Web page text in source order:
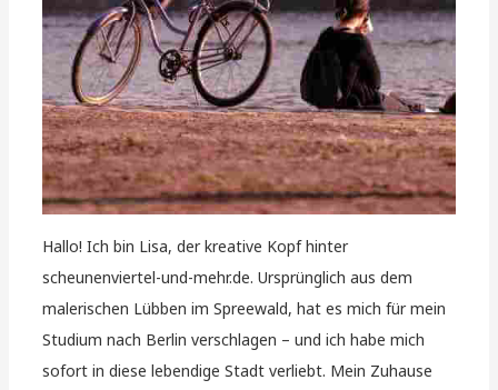
Hallo! Ich bin Lisa, der kreative Kopf hinter
scheunenviertel-und-mehr.de. Ursprünglich aus dem
malerischen Lübben im Spreewald, hat es mich für mein
Studium nach Berlin verschlagen – und ich habe mich
sofort in diese lebendige Stadt verliebt. Mein Zuhause